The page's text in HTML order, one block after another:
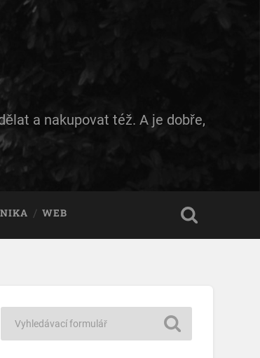
a nakupovat též. A je dobře,
WEB